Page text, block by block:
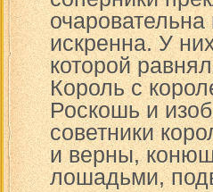
искренна. У
которой
Король с
Роскошь и
советники
и верны,
лошадьми,